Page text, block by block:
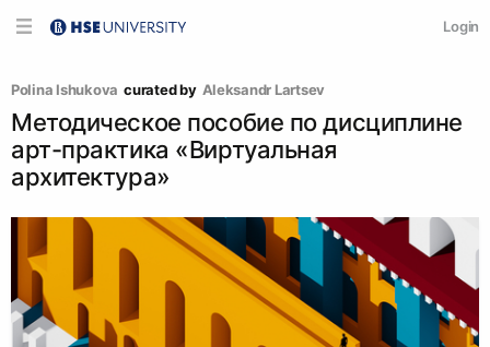
Login
Polina Ishukova curated by Аleksandr Lartsev
Методическое пособие по дисциплине
арт-практика «Виртуальная
архитектура»